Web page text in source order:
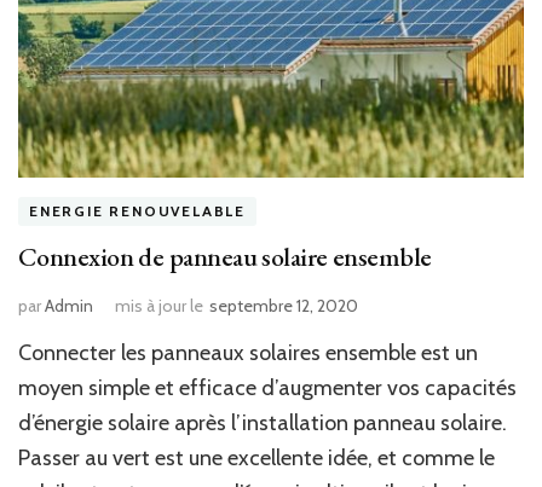
ENERGIE RENOUVELABLE
Connexion de panneau solaire ensemble
parAdmin mis à jour le septembre 12, 2020
Connecter les panneaux solaires ensemble est un
moyen simple et efficace d’augmenter vos capacités
d’énergie solaire après l’installation panneau solaire.
Passer au vert est une excellente idée, et comme le